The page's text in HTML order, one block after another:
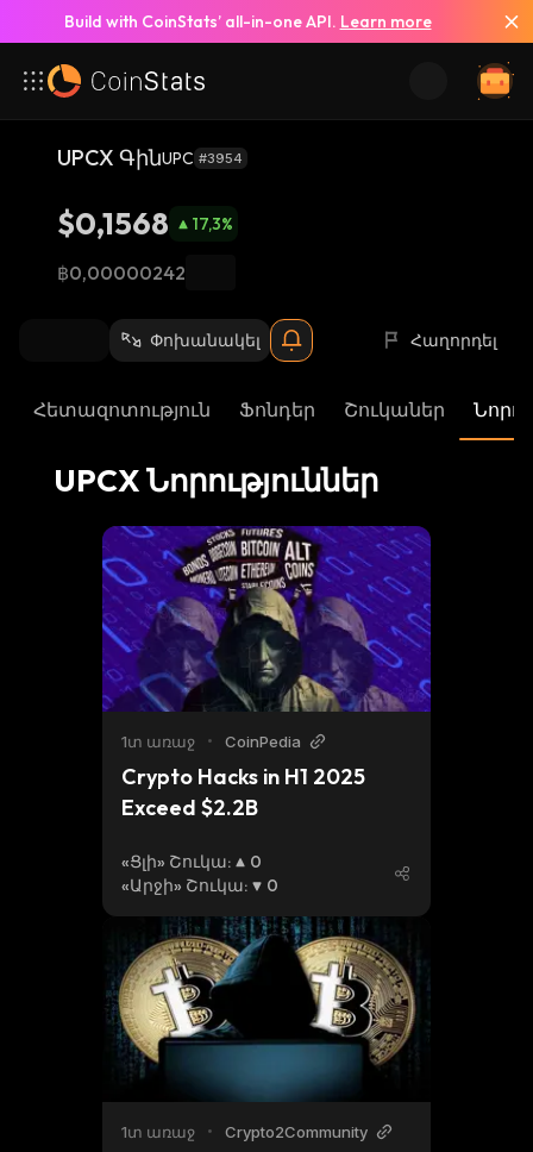
Build with CoinStats’ all-in-one API. Learn more
UPCX ԳինUPC #3954
$0,1568 17,3%
฿0,00000242
Փոխանակել Հաղորդել
Հետազոտություն Ֆոնդեր Շուկաներ
UPCX Նորություններ
Տեսնել բոլոր նորությունները
1տ առաջ • CoinPedia
Crypto Hacks in H1 2025
Exceed $2.2B
«Ցլի» Շուկա:
0
«Արջի» Շուկա: 0
1տ առաջ • Crypto2Community